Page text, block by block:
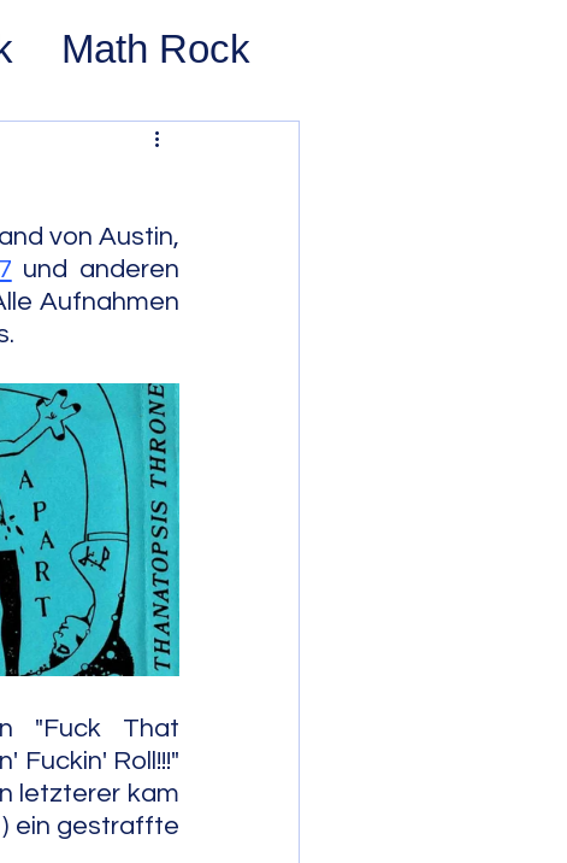
Math Rock
Rock
Swing
Bop Modal
Jazz
von Austin,
und anderen
Aufnahmen
"Fuck That
Fuckin' Roll!!!"
letzterer kam
ein gestraffte